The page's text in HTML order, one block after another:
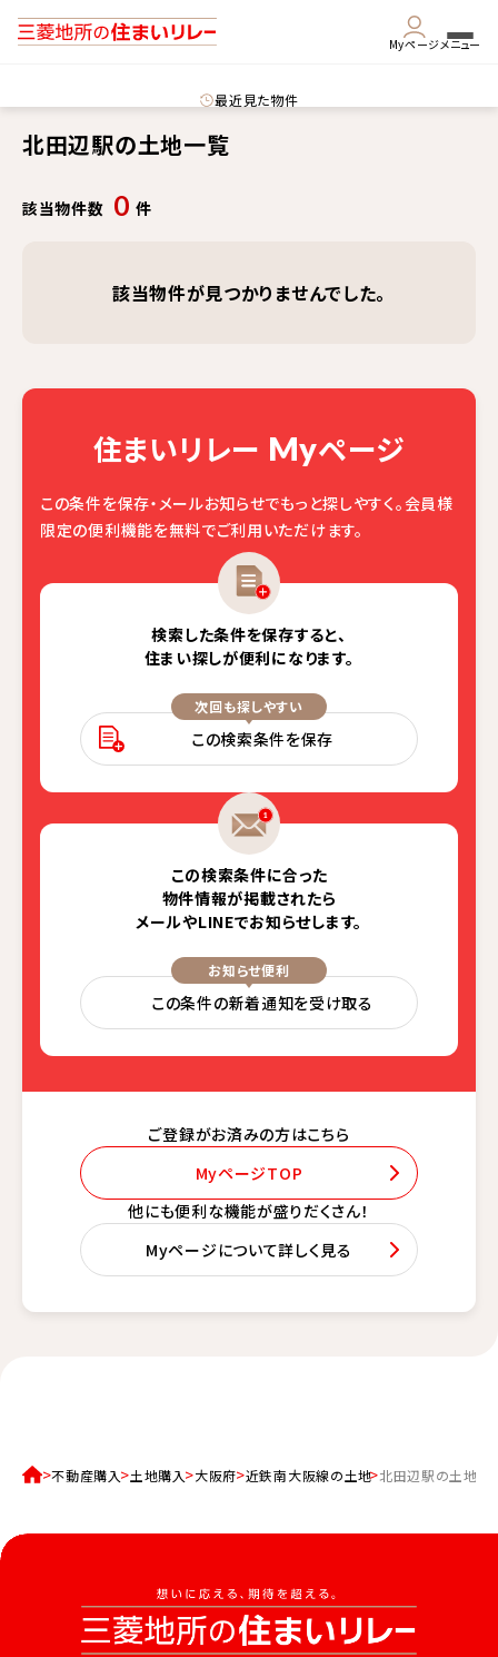
Myページメニュー
最近見た物件
北田辺駅の土地一覧
該当物件数 0 件
該当物件が見つかりませんでした。
住まいリレー Myページ
この条件を保存・メールお知らせでもっと探しやすく。会員様
限定の便利機能を無料でご利用いただけます。
検索した条件を保存すると、
住まい探しが便利になります。
次回も探しやすい
この検索条件を保存
この検索条件に合った
物件情報が掲載されたら
メールやLINEでお知らせします。
お知らせ便利
この条件の新着通知を受け取る
他にも便利な機能が盛りだくさん！
Myページについて詳しく見る
ご登録がお済みの方はこちら
MyページTOP
不動産購入 土地購入 大阪府 近鉄南大阪線の土地 北田辺駅の土地一